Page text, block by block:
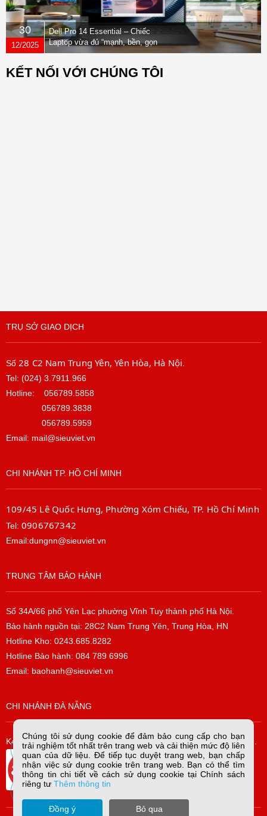
30
12/2025
Dell Pro 14 Essential – Chiếc
Laptop vừa đủ “mạnh, bền, gọn
nhẹ” dành cho dân văn phòng
KẾT NỐI VỚI CHÚNG TÔI
TRỤ SỞ GIAO DỊCH
Số 28 C2 Nam Trung Yên, Yên Hòa, Hà Nội
Tel: (024) 3.7911.966
Hotline: 056789.5858
056789.3838
056789.5959
Email: mail@sieuviet.vn
CHI NHÁNH TP. HỒ CHÍ MINH
109/45 Lê Quốc Hưng, Phường Xóm Chiếu, TP. Hồ Chí Minh
Tel: 0906767342
Email:dungnn@sieuviet.vn
TRUNG TÂM BẢO HÀNH
Số 34A/66 phố Yên Lạc phường Vĩnh Tuy thành phố Hà Nội.
Bảo hành nguồn tại: 28C2 Nam Trung Yên, Trung Hòa, HN
Hotline Kho: 0243.685.8282
Hotline Bảo hành: 084 789 6996
Email: baohanh@sieuviet.vn
CHI NHÁNH ĐÀ NẴNG
K42/H2/14 Tiểu La, P. Hòa Cường Bắc, Q. Hải Châu, TP. Đà Nẵng.
Chúng tôi sử dụng cookie để đảm bảo cung cấp cho bạn
trải nghiệm tốt nhất trên trang web và cải thiện mức độ liên
quan của dữ liệu. Để tiếp tục duyệt trang web, bạn chấp
nhận việc sử dụng cookie trên trang web. Bạn có thể tìm
thông tin chi tiết về cách sử dụng cookie tại Chính sách
riêng tưThêm thông tin
Đồng ý Bỏ qua